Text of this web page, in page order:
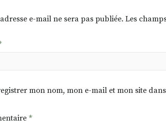
e-mail ne sera pas publiée. Les
mon nom, mon e-mail et mon site
*